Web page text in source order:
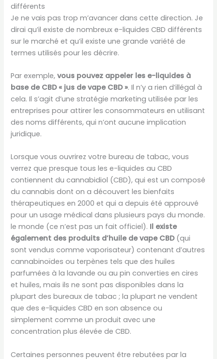
différents
Je ne vais pas trop m’avancer dans cette direction. Je
dirai qu’il existe de nombreux e-liquides CBD différents
sur le marché et qu’il existe une grande variété de
termes utilisés pour les décrire.
Par exemple,vous pouvez appeler les e-liquides à
base de CBD « jus de vape CBD ». Il n’y a rien d’illégal à
cela. Il s’agit d’une stratégie marketing utilisée par les
entreprises pour attirer les consommateurs en utilisant
des noms différents, qui n’ont aucune implication
juridique.
Lorsque vous ouvrirez votre bureau de tabac, vous
verrez que presque tous les e-liquides au CBD
contiennent du cannabidiol (CBD), qui est un composé
du cannabis dont on a découvert les bienfaits
thérapeutiques en 2000 et qui a depuis été approuvé
pour un usage médical dans plusieurs pays du monde.
le monde (ce n’est pas un fait officiel). Il existe
également des produits d’huile de vape CBD(qui
sont vendus comme vaporisateur) contenant d’autres
cannabinoïdes ou terpènes tels que des huiles
parfumées à la lavande ou au pin converties en cires
et huiles, mais ils ne sont pas disponibles dans la
plupart des bureaux de tabac ; la plupart ne vendent
que des e-liquides CBD en son absence ou
simplement comme un produit avec une
concentration plus élevée de CBD.
Certaines personnes peuvent être rebutées par la